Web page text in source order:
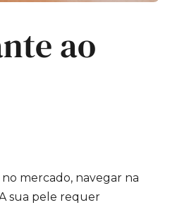
ao
mercado, navegar na
sua pele requer